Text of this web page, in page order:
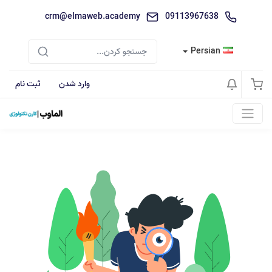
09113967638
crm@elmaweb.academy
Persian
وارد شدن ثبت نام